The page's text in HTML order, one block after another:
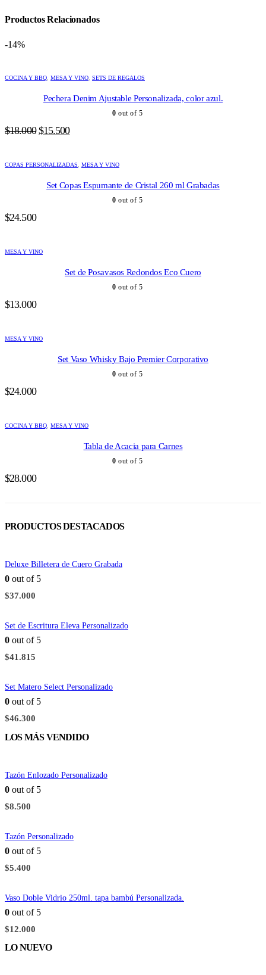
Productos Relacionados
-14%
COCINA Y BBQ MESA Y VINO SETS DE REGALOS
Pechera Denim Ajustable Personalizada, color azul.
0 out of 5
$18.000 El
era:
$18.000.
$15.500El
es:
$15.500.
COPAS PERSONALIZADAS MESA Y VINO
Set Copas Espumante de Cristal 260 ml Grabadas
0 out of 5
$24.500
MESA Y VINO
Set de Posavasos Redondos Eco Cuero
0 out of 5
$13.000
MESA Y VINO
Set Vaso Whisky Bajo Premier Corporativo
0 out of 5
$24.000
COCINA Y BBQ MESA Y VINO
Tabla de Acacia para Carnes
0 out of 5
$28.000
PRODUCTOS DESTACADOS
Deluxe Billetera de Cuero Grabada
0 out of 5
$37.000
Set de Escritura Eleva Personalizado
0 out of 5
$41.815
Set Matero Select Personalizado
0 out of 5
$46.300
LOS MÁS VENDIDO
Tazón Enlozado Personalizado
0 out of 5
$8.500
Tazón Personalizado
0 out of 5
$5.400
Vaso Doble Vidrio 250ml. tapa bambú Personalizada.
0 out of 5
$12.000
LO NUEVO